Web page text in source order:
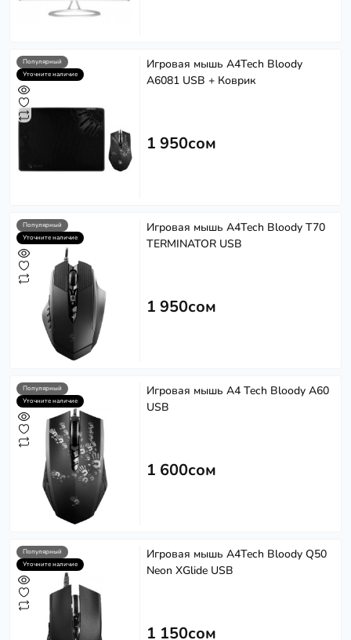
Популярный
Уточните наличие
Игровая мышь A4Tech Bloody
A6081 USB + Коврик
1 950сом
Популярный
Уточните наличие
Игровая мышь A4Tech Bloody T70
TERMINATOR USB
1 950сом
Популярный
Уточните наличие
Игровая мышь A4 Tech Bloody A60
USB
1 600сом
Популярный
Уточните наличие
Игровая мышь A4Tech Bloody Q50
Neon XGlide USB
1 150сом